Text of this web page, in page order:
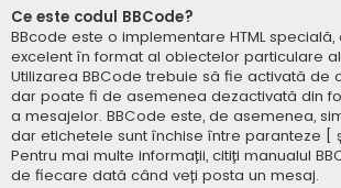
Ce este codul BBCode?
BBcode este o implementare HTML
excelent în format al obiectelor particulare
Utilizarea BBCode trebuie să fie activată de
dar poate fi de asemenea dezactivată din
a mesajelor. BBCode este, de asemenea,
dar etichetele sunt închise între paranteze [
Pentru mai multe informații, citiți manualul
de fiecare dată când veți posta un mesaj.